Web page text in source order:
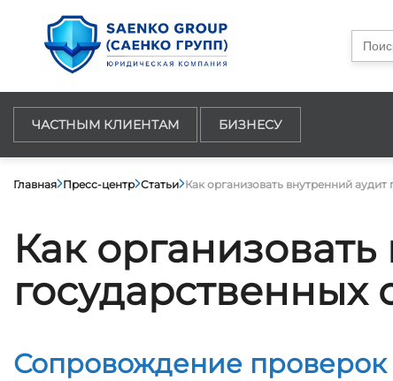
for:
ЧАСТНЫМ КЛИЕНТАМ БИЗНЕСУ
Главная Пресс-центр Статьи Как организовать внутренний
Как
государственных
Сопровождение проверок